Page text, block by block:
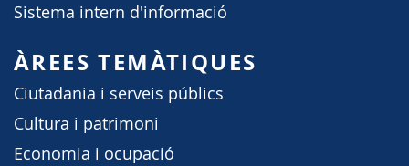
Sistema intern d'informació
ÀREES TEMÀTIQUES
Ciutadania i serveis públics
Cultura i patrimoni
Economia i ocupació